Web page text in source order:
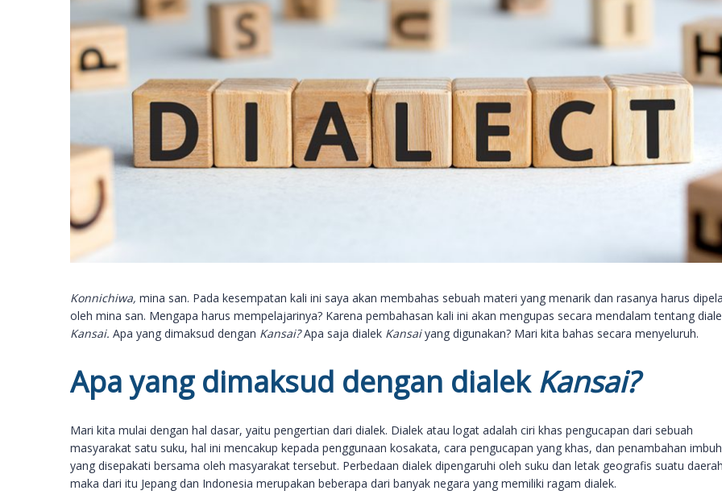
Konnichiwa, mina san. Pada kesempatan kali ini saya akan membahas sebuah materi yang menarik dan rasanya harus
oleh mina san. Mengapa harus mempelajarinya? Karena pembahasan kali ini akan mengupas secara mendalam tentang
Kansai. Apa yang dimaksud dengan Kansai?Apa saja dialek Kansaiyang digunakan? Mari kita bahas secara menyeluruh.
Apa yang dimaksud dengan dialek Kansai?
Mari kita mulai dengan hal dasar, yaitu pengertian dari dialek. Dialek atau logat adalah ciri khas pengucapan dari sebuah
masyarakat satu suku, hal ini mencakup kepada penggunaan kosakata, cara pengucapan yang khas, dan penambahan
yang disepakati bersama oleh masyarakat tersebut. Perbedaan dialek dipengaruhi oleh suku dan letak geografis suatu
maka dari itu Jepang dan Indonesia merupakan beberapa dari banyak negara yang memiliki ragam dialek.